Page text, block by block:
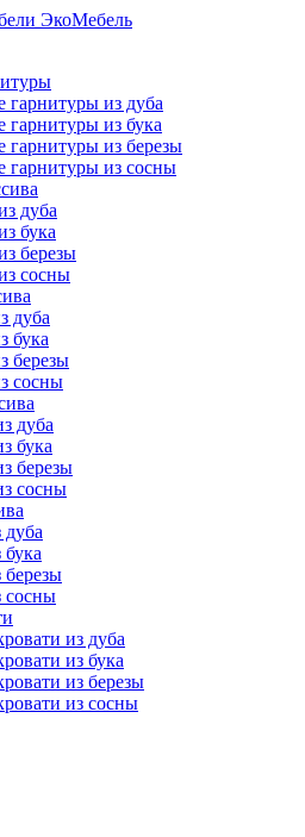
гарнитуры из дуба
гарнитуры из бука
гарнитуры из березы
гарнитуры из сосны
дуба
бука
березы
сосны
дуба
бука
березы
сосны
дуба
бука
березы
сосны
сосны
из дуба
из бука
из березы
из сосны